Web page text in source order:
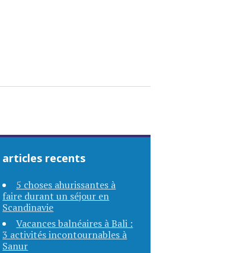
articles recents
5 choses ahurissantes à
faire durant un séjour en
Scandinavie
Vacances balnéaires à Bali :
3 activités incontournables à
Sanur